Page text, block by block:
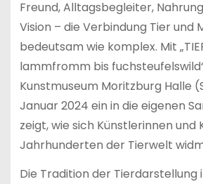
Freund, Alltagsbegleiter,
Vision – die Verbindung Tier und
bedeutsam wie komplex. Mit
lammfromm bis
Kunstmuseum Moritzburg Halle
Januar 2024 ein in die eigenen
zeigt, wie sich Künstlerinnen und
Jahrhunderten der Tierwelt
Die Tradition der Tierdarstellung